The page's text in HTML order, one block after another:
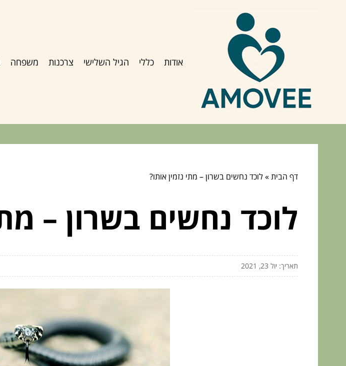
אודות כללי הגיל השלישי צרכנות משפחה
דף הבית»לוכד נחשים בשרון – מתי נזמין אותו?
לוכד נחשים בשרון –
תאריך: יול 23, 2021